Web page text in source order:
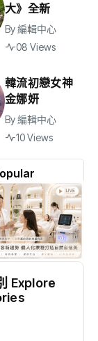
大》全新
By編輯中心
08 Views
韓流初戀女神
金娜妍
By編輯中心
10 Views
Explore